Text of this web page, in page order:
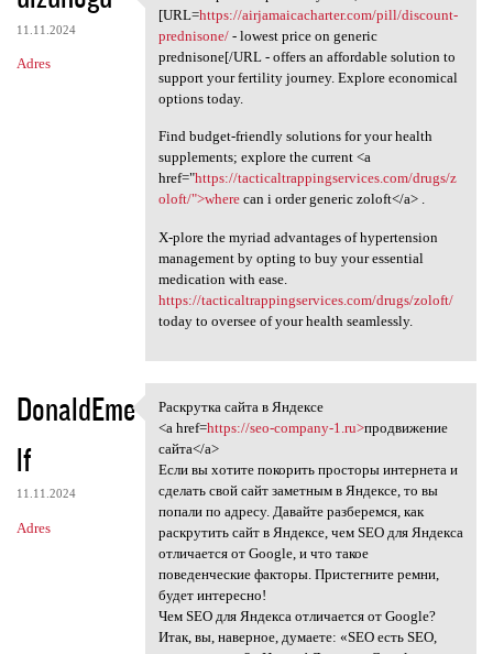
11.11.2024
Adres
With competitive pharmacy
[URL=https://airjamaicacharter.com/pill/discount-
prednisone/- lowest price on generic
prednisone[/URL - offers an affordable solution to
support your fertility journey. Explore economical
options today.
Find budget-friendly solutions for your health
supplements; explore the current <a
href="https://tacticaltrappingservices.com/drugs/z
oloft/">wherecan i order generic zoloft</a> .
X-plore the myriad advantages of hypertension
management by opting to buy your essential
medication with ease.
https://tacticaltrappingservices.com/drugs/zoloft/
today to oversee of your health seamlessly.
DonaldEme
lf
11.11.2024
Adres
Раскрутка сайта в Яндексе
Раскрутка сайта в Яндексе
<a href=https://seo-company-1.ru>продвижение
сайта</a>
Если вы хотите покорить просторы интернета и
сделать свой сайт заметным в Яндексе, то вы
попали по адресу. Давайте разберемся, как
раскрутить сайт в Яндексе, чем SEO для Яндекса
отличается от Google, и что такое
поведенческие факторы. Пристегните ремни,
будет интересно!
Чем SEO для Яндекса отличается от Google?
Итак, вы, наверное, думаете: «SEO есть SEO,